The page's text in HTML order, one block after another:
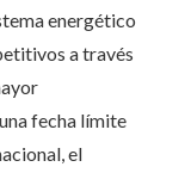
energético
a través
fecha límite
el